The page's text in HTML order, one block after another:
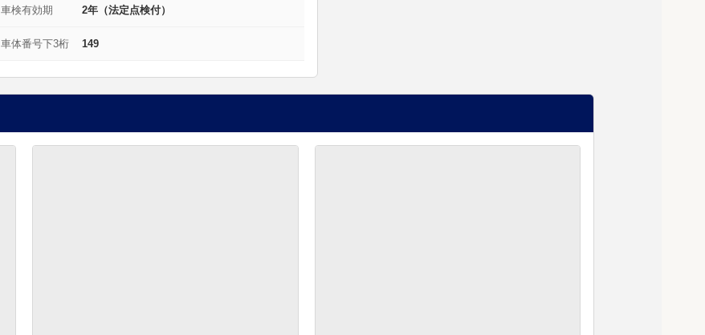
車検有効期 2年（法定点検付）
車体番号下3桁 149